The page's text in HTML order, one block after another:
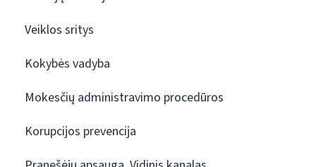
Veiklos sritys
Kokybės vadyba
Mokesčių administravimo procedūros
Korupcijos prevencija